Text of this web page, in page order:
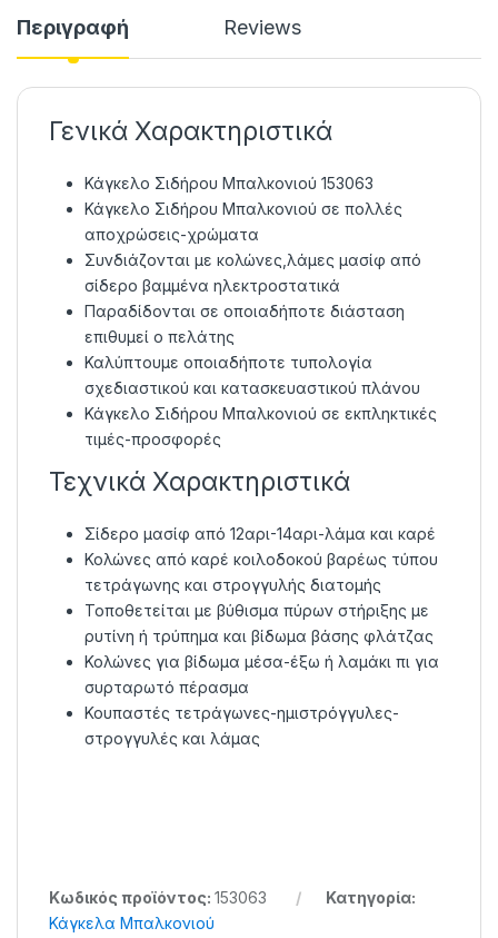
Περιγραφή Reviews
Γενικά Χαρακτηριστικά
Κάγκελο Σιδήρου Μπαλκονιού 153063
Κάγκελο Σιδήρου Μπαλκονιού σε πολλές
αποχρώσεις-χρώματα
Συνδιάζονται με κολώνες,λάμες μασίφ από
σίδερο βαμμένα ηλεκτροστατικά
Παραδίδονται σε οποιαδήποτε διάσταση
επιθυμεί ο πελάτης
Καλύπτουμε οποιαδήποτε τυπολογία
σχεδιαστικού και κατασκευαστικού πλάνου
Κάγκελο Σιδήρου Μπαλκονιού σε εκπληκτικές
τιμές-προσφορές
Τεχνικά Χαρακτηριστικά
Σίδερο μασίφ από 12αρι-14αρι-λάμα και καρέ
Κολώνες από καρέ κοιλοδοκού βαρέως τύπου
τετράγωνης και στρογγυλής διατομής
Τοποθετείται με βύθισμα πύρων στήριξης με
ρυτίνη ή τρύπημα και βίδωμα βάσης φλάτζας
Κολώνες για βίδωμα μέσα-έξω ή λαμάκι πι για
συρταρωτό πέρασμα
Κουπαστές τετράγωνες-ημιστρόγγυλες-
στρογγυλές και λάμας
Κωδικός προϊόντος: 153063
Κατηγορία:
Κάγκελα Μπαλκονιού